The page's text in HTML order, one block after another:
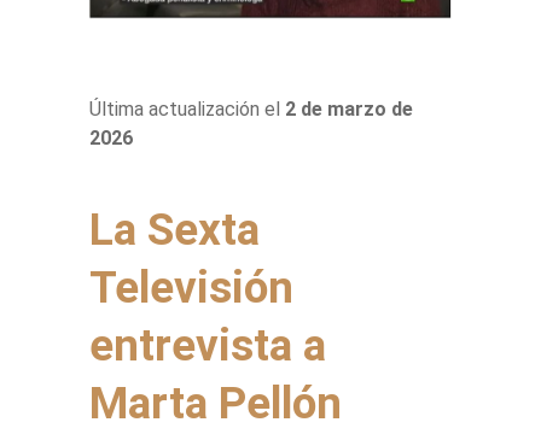
Última actualización el 2 de marzo de
2026
La Sexta
Televisión
entrevista a
Marta Pellón